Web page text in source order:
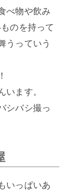
べ物や飲み
のを持って
うっていう
ます。
シバシ撮っ
いっぱいあ